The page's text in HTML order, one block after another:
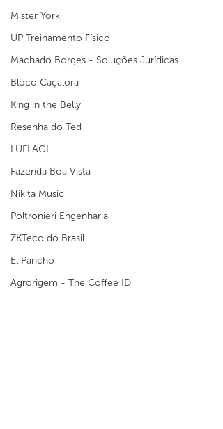
Mister York
UP Treinamento Físico
Machado Borges - Soluções Jurídicas
Bloco Caçalora
King in the Belly
Resenha do Ted
LUFLAGI
Fazenda Boa Vista
Nikita Music
Poltronieri Engenharia
ZKTeco do Brasil
El Pancho
Agrorigem - The Coffee ID